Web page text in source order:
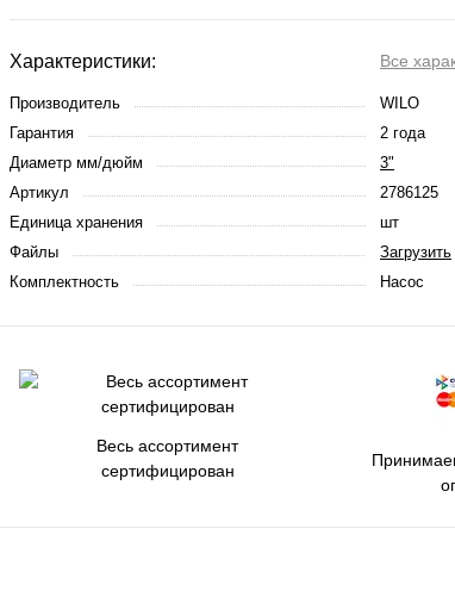
Характеристики: Все
Производитель
WILO
Гарантия
2 года
Диаметр мм/дюйм
3"
Артикул
2786125
Единица хранения
шт
Файлы
Загрузить
Комплектность
Насос
Весь ассортимент
сертифицирован